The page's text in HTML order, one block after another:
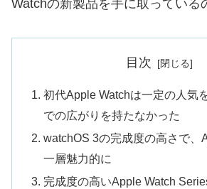
Watchの新製品を手に取っている
目次
初代Apple Watchは一定の人気
での広がりを持たなかった
watchOS 3の完成度の高さで、
一層魅力的に
完成度の高いApple Watch